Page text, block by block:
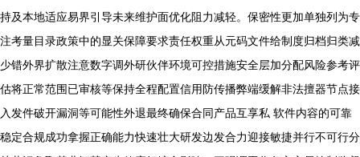
持及本地适应易界引导未来维护面优化阻力减轻。保密性更加单独列为专
注考量目录政策中的显关保障要求责任权重从元码文件给制度归档归类减
少错外界扩散注意数字调外研伙伴环境可控措施安全层加分配风险参考评
估将正常范围已审核等保持全程配置信用防传播弊端缓解非法擅器节点接
入发件破开漏洞等可能性外退最终确保合同产品互享私 软件内容的可靠
稳定合规成功拿握正确能力快速壮大研发边发合力迎接敏捷并行不可行分